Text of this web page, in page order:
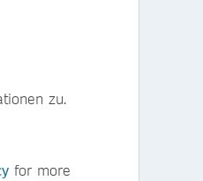
weitere Informationen zu.
for more